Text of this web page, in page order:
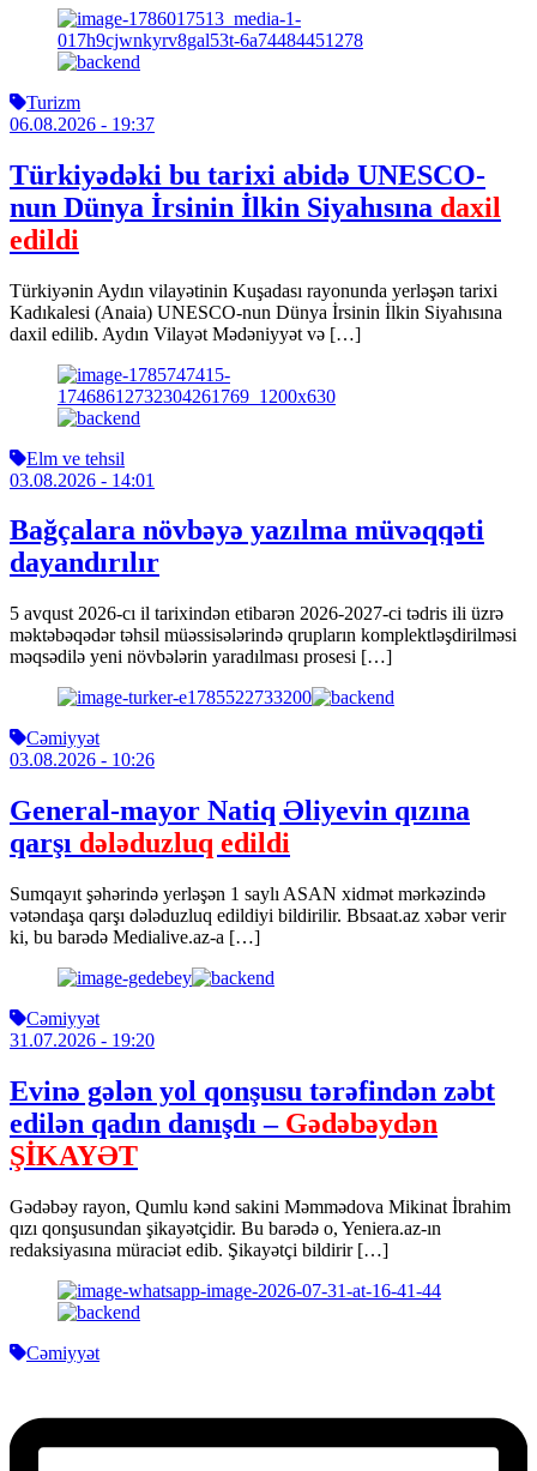
Turizm
06.08.2026 - 19:37
Türkiyədəki bu tarixi abidə UNESCO-
nun Dünya İrsinin İlkin Siyahısına daxil
edildi
Türkiyənin Aydın vilayətinin Kuşadası rayonunda yerləşən tarixi
Kadıkalesi (Anaia) UNESCO-nun Dünya İrsinin İlkin Siyahısına
daxil edilib. Aydın Vilayət Mədəniyyət və […]
Elm ve tehsil
03.08.2026 - 14:01
Bağçalara növbəyə yazılma müvəqqəti
dayandırılır
5 avqust 2026-cı il tarixindən etibarən 2026-2027-ci tədris ili üzrə
məktəbəqədər təhsil müəssisələrində qrupların komplektləşdirilməsi
məqsədilə yeni növbələrin yaradılması prosesi […]
Cəmiyyət
03.08.2026 - 10:26
General-mayor Natiq Əliyevin qızına
qarşı dələduzluq edildi
Sumqayıt şəhərində yerləşən 1 saylı ASAN xidmət mərkəzində
vətəndaşa qarşı dələduzluq edildiyi bildirilir. Bbsaat.az xəbər verir
ki, bu barədə Medialive.az-a […]
Cəmiyyət
31.07.2026 - 19:20
Evinə gələn yol qonşusu tərəfindən zəbt
edilən qadın danışdı – Gədəbəydən
ŞİKAYƏT
Gədəbəy rayon, Qumlu kənd sakini Məmmədova Mikinat İbrahim
qızı qonşusundan şikayətçidir. Bu barədə o, Yeniera.az-ın
redaksiyasına müraciət edib. Şikayətçi bildirir […]
Cəmiyyət